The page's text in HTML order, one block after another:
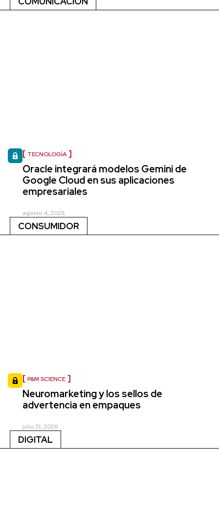
TECNOLOGÍA
Oracle integrará modelos Gemini de
Google Cloud en sus aplicaciones
empresariales
agosto 4, 2026
CONSUMIDOR
P&M SCIENCE
Neuromarketing y los sellos de
advertencia en empaques
julio 31, 2026
DIGITAL